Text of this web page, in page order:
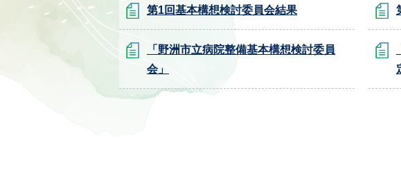
第1回基本構想検討委員会結果
「野洲市立病院整備基本構想検討委員
会」